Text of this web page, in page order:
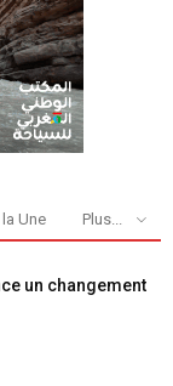
Une Plus...
un changement